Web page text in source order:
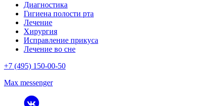
Диагностика
Гигиена полости рта
Лечение
Хирургия
Исправление прикуса
Лечение во сне
+7 (495) 150-00-50
Max messenger